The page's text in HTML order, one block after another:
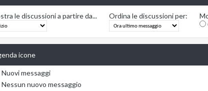
le discussioni a partire da... Ordina le discussioni per:
icone
Nuovi messaggi
Nessun nuovo messaggio